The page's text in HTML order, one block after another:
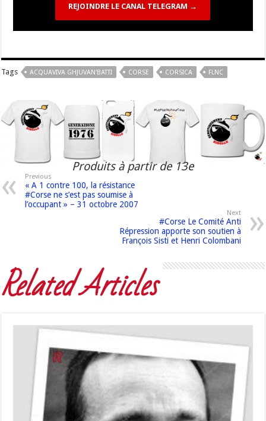
REJOINDRE LE CANAL TELEGRAM →
Tags ACQUAVIVA GHJUVAN'BATTI CORSE CORSICA FLNC
Produits à partir de 13e
Previous
« A 1 contre 100, la résistance
#Corse ne s’est pas soumise à
l’occupant » – 31 octobre 2007
Next
#Corse Le Comité Anti
Répression apporte son soutien à
François Sisti et Henri Colombani
Related Articles